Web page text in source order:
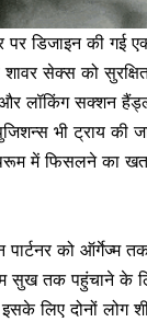
डिजाइन की गई
शावरसेक्स को
लॉकिंग सक्शन
्स भी ट्राय की
में फिसलने का
को ऑर्गेज्म
सुख तक पहुंचाने के
इसके लिए दोनों